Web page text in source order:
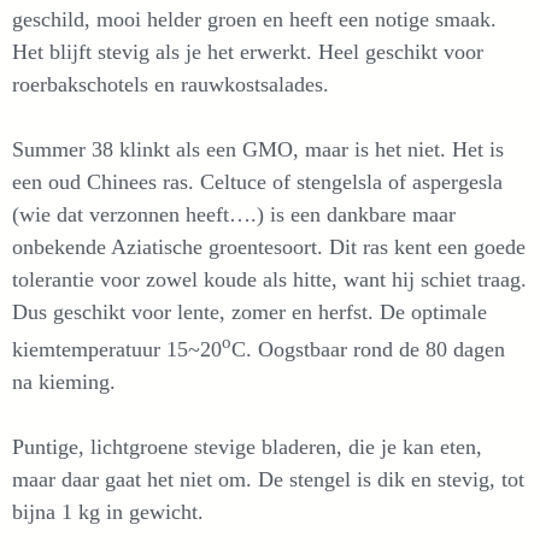
geschild, mooi helder groen en heeft een notige smaak.
Het blijft stevig als je het erwerkt. Heel geschikt voor
roerbakschotels en rauwkostsalades.
Summer 38 klinkt als een GMO, maar is het niet. Het is
een oud Chinees ras. Celtuce of stengelsla of aspergesla
(wie dat verzonnen heeft….) is een dankbare maar
onbekende Aziatische groentesoort. Dit ras kent een goede
tolerantie voor zowel koude als hitte, want hij schiet traag.
Dus geschikt voor lente, zomer en herfst. De optimale
kiemtemperatuur 15~20oC. Oogstbaar rond de 80 dagen
na kieming.
Puntige, lichtgroene stevige bladeren, die je kan eten,
maar daar gaat het niet om. De stengel is dik en stevig, tot
bijna 1 kg in gewicht.